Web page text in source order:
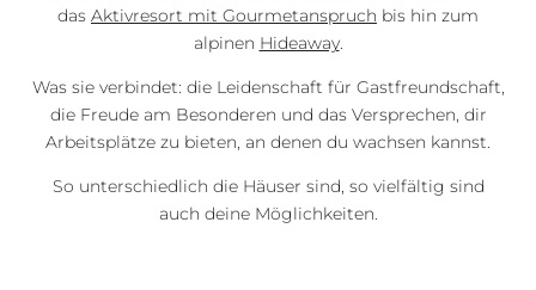
Denn Karriere darf auch Spaß machen.
das Aktivresort mit Gourmetanspruch bis hin zum
alpinen Hideaway.
Was sie verbindet: die Leidenschaft für Gastfreundschaft,
die Freude am Besonderen und das Versprechen, dir
Arbeitsplätze zu bieten, an denen du wachsen kannst.
So unterschiedlich die Häuser sind, so vielfältig sind
auch deine Möglichkeiten.